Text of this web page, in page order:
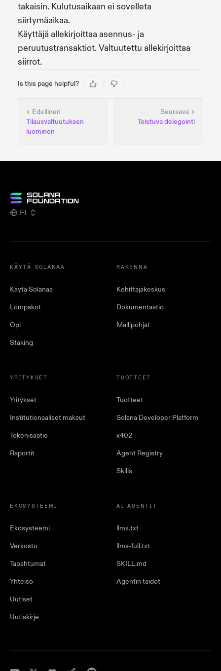
takaisin. Kulutusaikaan ei sovelleta
siirtymäaikaa.
Käyttäjä allekirjoittaa asennus- ja
peruutustransaktiot. Valtuutettu allekirjoittaa
siirrot.
Is this page helpful?
Edellinen
Tilausvaltuutuksen
luominen
Seuraava
Toistuva delegointi
FI
KÄYTÄ SOLANAA
Käytä Solanaa
Lompakot
Opi
Staking
RAKENNA
Kehittäjäkeskus
Dokumentaatio
Mallipohjat
YRITYKSET
Yritykset
Institutionaaliset maksut
Tokenisaatio
Raportit
TUOTTEET
Tuotteet
Solana Developer Platform
x402
Agent Registry
Skills
EKOSYSTEEMI
Ekosysteemi
Verkosto
Tapahtumat
Yhteisö
Uutiset
Uutiskirje
AI-AGENTIT
llms.txt
llms-full.txt
SKILL.md
Agentin taidot